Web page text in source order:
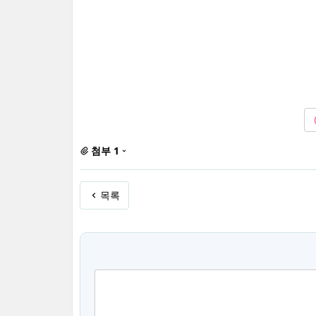
첨부 1
목록